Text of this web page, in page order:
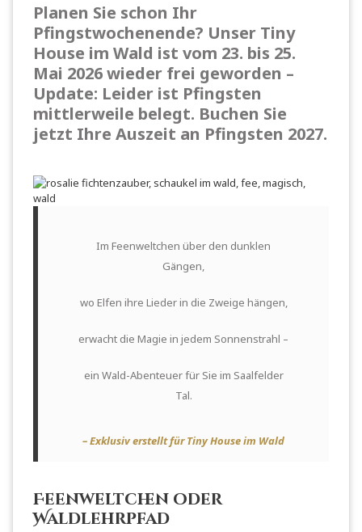
Planen Sie schon Ihr
Pfingstwochenende? Unser Tiny
House im Wald ist vom 23. bis 25.
Mai 2026 wieder frei geworden –
Update: Leider ist Pfingsten
mittlerweile belegt. Buchen Sie
jetzt Ihre Auszeit an Pfingsten 2027.
Im Feenweltchen über den dunklen
Gängen,
wo Elfen ihre Lieder in die Zweige hängen,
erwacht die Magie in jedem Sonnenstrahl –
ein Wald-Abenteuer für Sie im Saalfelder
Tal.
– Exklusiv erstellt für Tiny House im Wald
Feenweltchen oder
Waldlehrpfad